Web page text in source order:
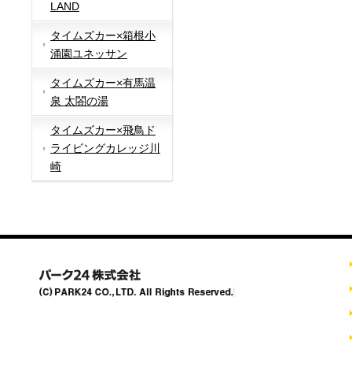
LAND
タイムズカー×箱根小
涌園ユネッサン
タイムズカー×有馬温
泉 太閤の湯
タイムズカー×飛鳥ド
ライビングカレッジ川
崎